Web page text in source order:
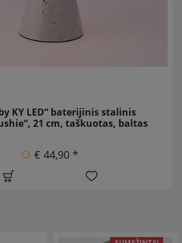
KY LED“ baterijinis stalinis
21 cm, taškuotas, baltas
€ 44,90 *